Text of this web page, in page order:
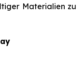
Materialien zu